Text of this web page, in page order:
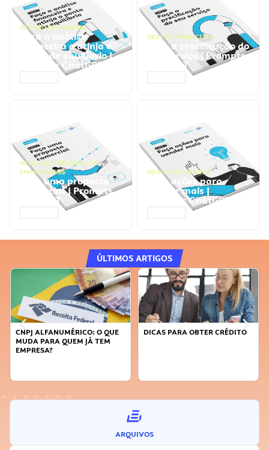
GESTÃO FINANCEIRA
Faça a análise
financeira e atinja o
ponto de equilíbrio |
Prompts ChatGPT
GESTÃO FINANCEIRA
Faça a precificação do
seu serviço | Prompts
ChatGPT
NEGÓCIOS, PROCESSOS
EMPRESARIAIS
Faça uma proposta
comercial | Prompts
ChatGPT
NEGÓCIOS, VENDAS
Faça ações para
vender mais |
Prompts ChatGPT
ÚLTIMOS ARTIGOS
O QUE
QUEM JÁ TEM
DICAS PARA OBTER CRÉDITO
FAÇA A
ARQUIVOS